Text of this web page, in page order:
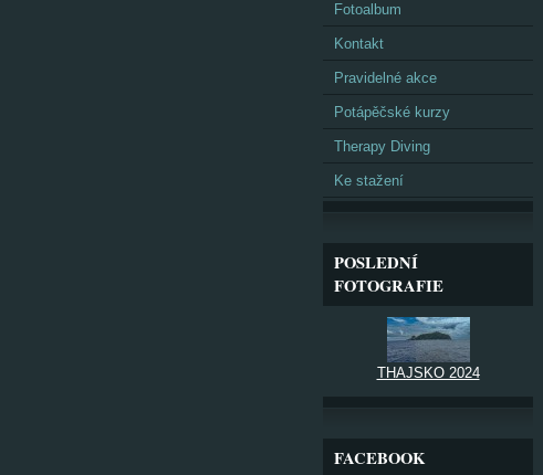
Fotoalbum
Kontakt
Pravidelné akce
Potápěčské kurzy
Therapy Diving
Ke stažení
POSLEDNÍ
FOTOGRAFIE
THAJSKO 2024
FACEBOOK